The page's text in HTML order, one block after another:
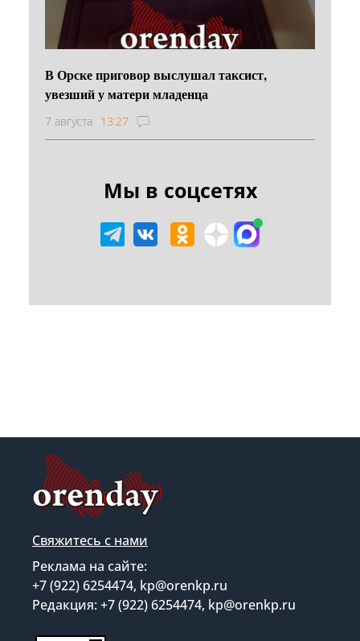
В Орске приговор выслушал таксист,
увезший у матери младенца
7 августа 13:27
Мы в соцсетях
Свяжитесь с нами
Реклама на сайте:
+7 (922) 6254474, kp@orenkp.ru
Редакция: +7 (922) 6254474, kp@orenkp.ru